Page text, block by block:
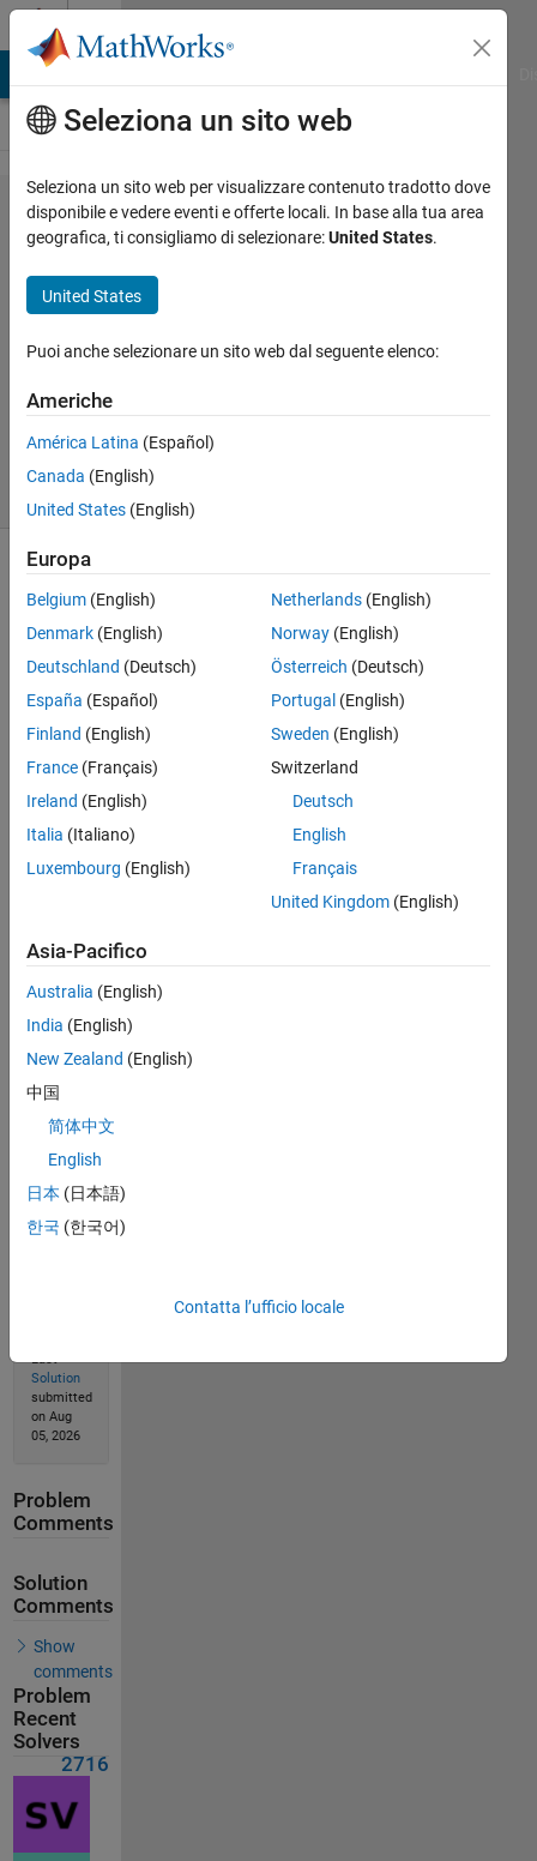
Vai al contenuto
Problem
45505.
Square
root
Laza
Álmos
3K
solvers
Given x
(a
matrix),
back
another
matrix,
elements
are the
x's
elements.
Solve
Solution
Stats
Last
Solution
submitted
on Aug
05, 2026
Problem
Comments
Solution
Comments
Show
comments
Problem
Recent
Solvers
2716
Seleziona un sito web
Seleziona un sito web per visualizzare contenuto tradotto dove
disponibile e vedere eventi e offerte locali. In base alla tua area
geografica, ti consigliamo di selezionare:United States.
United States
Puoi anche selezionare un sito web dal seguente elenco:
Americhe
América Latina (Español)
Canada (English)
United States (English)
Europa
Belgium (English)
Denmark (English)
Deutschland (Deutsch)
España (Español)
Finland (English)
France (Français)
Ireland (English)
Italia (Italiano)
Luxembourg (English)
Netherlands (English)
Norway (English)
Österreich (Deutsch)
Portugal (English)
Sweden (English)
Switzerland
Deutsch
English
Français
United Kingdom (English)
Asia-Pacifico
Australia (English)
India (English)
New Zealand (English)
中国
简体中文
English
日本 (日本語)
한국 (한국어)
Contatta l’ufficio locale